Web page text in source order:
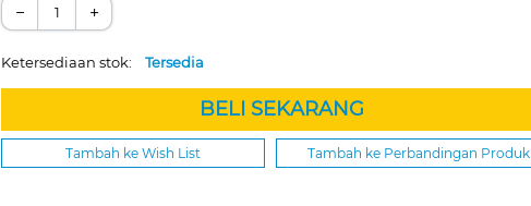
− +
Ketersediaan stok:Tersedia
BELI SEKARANG
Tambah ke Wish List Tambah ke Perbandingan Produk